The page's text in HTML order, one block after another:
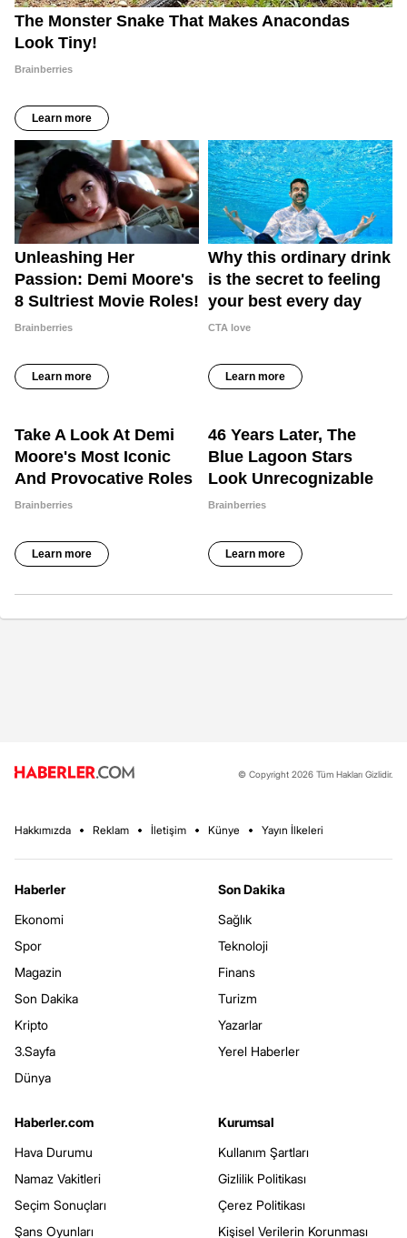
© Copyright 2026 Tüm Hakları Gizlidir.
Hakkımızda Reklam İletişim Künye Yayın İlkeleri
Haberler
Ekonomi
Spor
Magazin
Son Dakika
Kripto
3.Sayfa
Dünya
Son Dakika
Sağlık
Teknoloji
Finans
Turizm
Yazarlar
Yerel Haberler
Haberler.com
Hava Durumu
Namaz Vakitleri
Seçim Sonuçları
Şans Oyunları
Kurumsal
Kullanım Şartları
Gizlilik Politikası
Çerez Politikası
Kişisel Verilerin Korunması